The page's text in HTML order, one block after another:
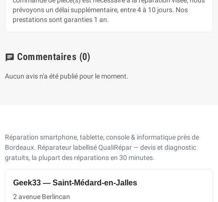
prévoyons un délai supplémentaire, entre 4 à 10 jours. Nos
prestations sont garanties 1 an.
chat Commentaires (0)
Aucun avis n'a été publié pour le moment.
Réparation smartphone, tablette, console & informatique près de
Bordeaux. Réparateur labellisé QualiRépar — devis et diagnostic
gratuits, la plupart des réparations en 30 minutes.
Geek33 — Saint-Médard-en-Jalles
2 avenue Berlincan